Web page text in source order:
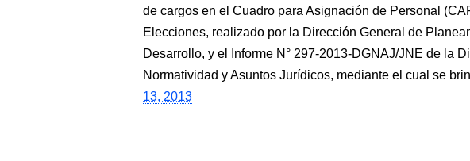
de cargos en el Cuadro para Asignación de Personal
Elecciones, realizado por la Dirección General de
Desarrollo, y el Informe N° 297-2013-DGNAJ/JNE de la
Normatividad y Asuntos Jurídicos, mediante el cual se
13, 2013